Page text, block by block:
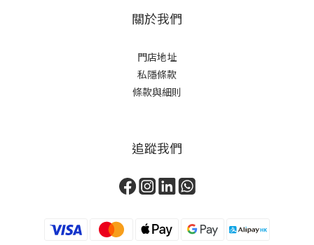
關於我們
門店地址
私隱條款
條款與細則
追蹤我們